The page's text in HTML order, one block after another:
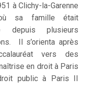
à Clichy-la-Garenne
sa famille était
depuis plusieurs
Il s’orienta après
vers des
en droit à Paris
public à Paris II